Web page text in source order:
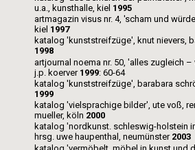
u.a., kunsthalle, kiel 1995
artmagazin visus nr. 4, 'scham und
kiel 1997
katalog 'kunststreifzüge', knut nievers,
1998
artjournal noema nr. 50, 'alles zugleich
j.p. koerver 1999: 60-64
katalog 'kunststreifzüge', barabara
1999
katalog 'vielsprachige bilder', ute voß,
mueller, köln 2000
katalog 'nordkunst. schleswig-holstein
hrsg. uwe haupenthal, neumünster 2003